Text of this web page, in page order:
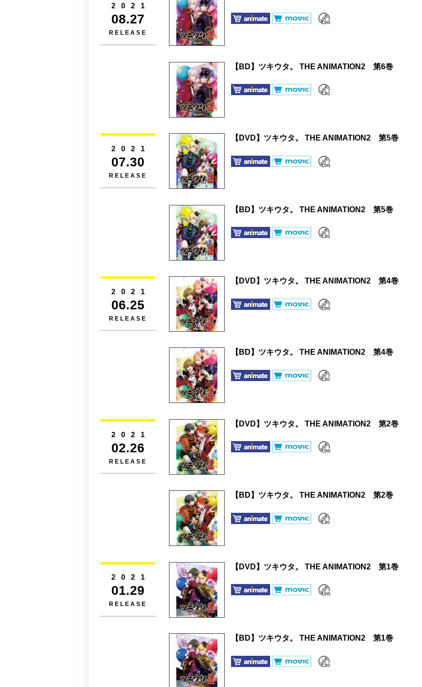
2021
08.27
RELEASE
【BD】ツキウタ。 THE ANIMATION2 第6巻
2021
07.30
RELEASE
【DVD】ツキウタ。 THE ANIMATION2 第5巻
【BD】ツキウタ。 THE ANIMATION2 第5巻
2021
06.25
RELEASE
【DVD】ツキウタ。 THE ANIMATION2 第4巻
【BD】ツキウタ。 THE ANIMATION2 第4巻
2021
02.26
RELEASE
【DVD】ツキウタ。 THE ANIMATION2 第2巻
【BD】ツキウタ。 THE ANIMATION2 第2巻
2021
01.29
RELEASE
【DVD】ツキウタ。 THE ANIMATION2 第1巻
【BD】ツキウタ。 THE ANIMATION2 第1巻